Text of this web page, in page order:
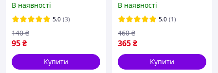
В наявності
5.0 (3)
95₴
140 ₴
Купити
В наявності
5.0 (1)
365₴
460 ₴
Купити